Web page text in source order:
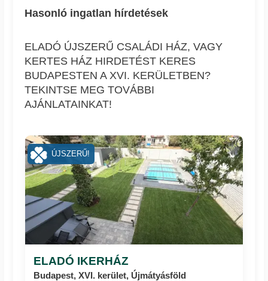
Hasonló ingatlan hírdetések
ELADÓ ÚJSZERŰ CSALÁDI HÁZ, VAGY
KERTES HÁZ HIRDETÉST KERES
BUDAPESTEN A XVI. KERÜLETBEN?
TEKINTSE MEG TOVÁBBI
AJÁNLATAINKAT!
ELADÓ IKERHÁZ
Budapest, XVI. kerület, Újmátyásföld
ÚJSZERŰ!